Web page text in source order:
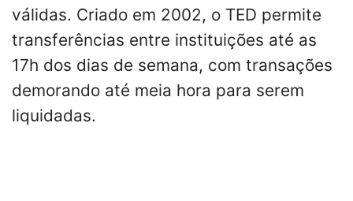
válidas. Criado em 2002, o TED permite
transferências entre instituições até as
17h dos dias de semana, com transações
demorando até meia hora para serem
liquidadas.